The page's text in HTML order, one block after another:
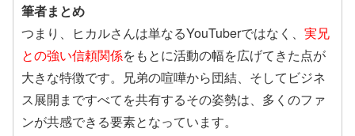
筆者まとめ
つまり、ヒカルさんは単なるYouTuberではなく、 実兄
との強い信頼関係をもとに活動の幅を広げてきた点が
大きな特徴です。兄弟の喧嘩から団結、そしてビジネ
ス展開まですべてを共有するその姿勢は、多くのファ
ンが共感できる要素となっています。